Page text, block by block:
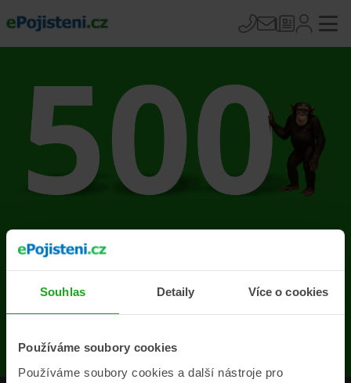
Souhlas Detaily Více o cookies
Používáme soubory cookies
Používáme soubory cookies a další nástroje pro
Na stránce se vyskytla
chyba